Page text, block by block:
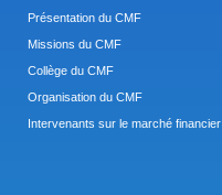
Présentation du CMF
Missions du CMF
Collège du CMF
Organisation du CMF
Intervenants sur le marché financier